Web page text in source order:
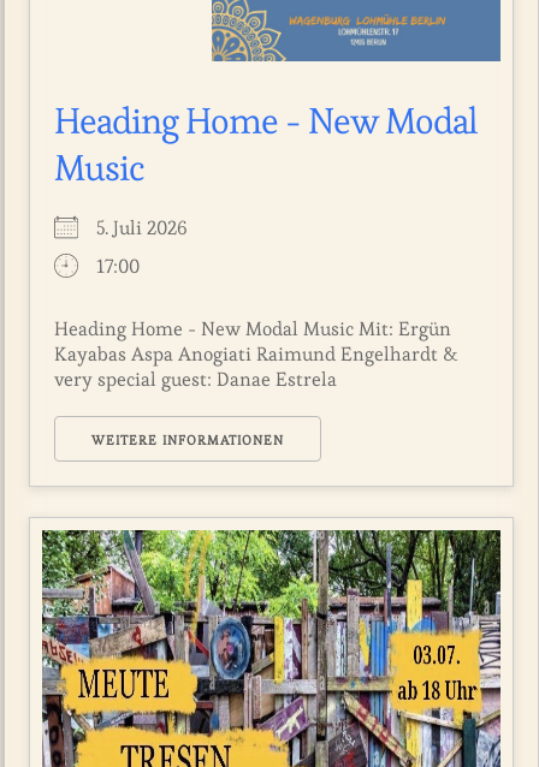
Heading Home - New Modal
Music
5. Juli 2026
17:00
Heading Home - New Modal Music Mit: Ergün
Kayabas Aspa Anogiati Raimund Engelhardt &
very special guest: Danae Estrela
WEITERE INFORMATIONEN